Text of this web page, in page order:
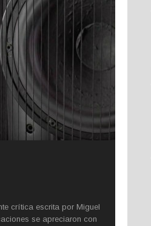
crítica escrita por Miguel
se apreciaron con